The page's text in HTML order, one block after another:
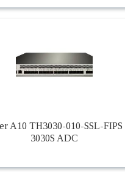
A10 TH3030-010-SSL-
3030S ADC